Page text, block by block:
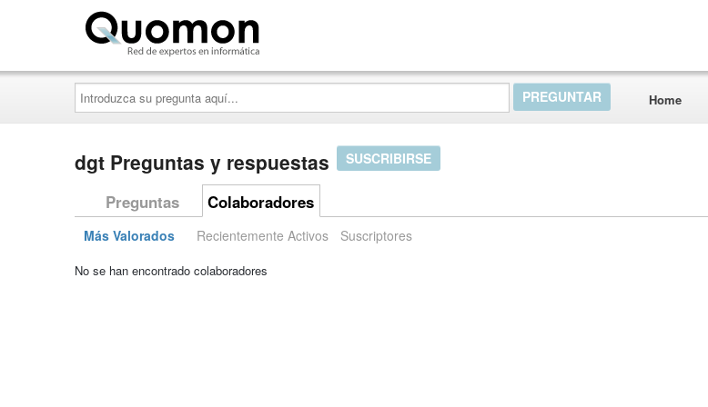
Introduzca
su
pregunta
aquí...
Home
dgt Preguntas y respuestas SUSCRIBIRSE
Preguntas Colaboradores
Más Valorados Recientemente Activos Suscriptores
No se han encontrado colaboradores